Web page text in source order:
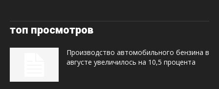
топ просмотров
Производство автомобильного бензина в
августе увеличилось на 10,5 процента